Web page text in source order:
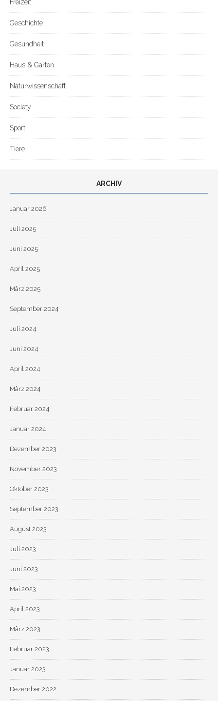
Freizeit
Geschichte
Gesundheit
Haus & Garten
Naturwissenschaft
Society
Sport
Tiere
ARCHIV
Januar 2026
Juli 2025
Juni 2025
April 2025
März 2025
September 2024
Juli 2024
Juni 2024
April 2024
März 2024
Februar 2024
Januar 2024
Dezember 2023
November 2023
Oktober 2023
September 2023
August 2023
Juli 2023
Juni 2023
Mai 2023
April 2023
März 2023
Februar 2023
Januar 2023
Dezember 2022